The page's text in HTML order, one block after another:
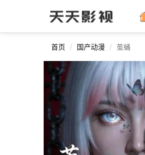
首页 国产动漫 茧蛹